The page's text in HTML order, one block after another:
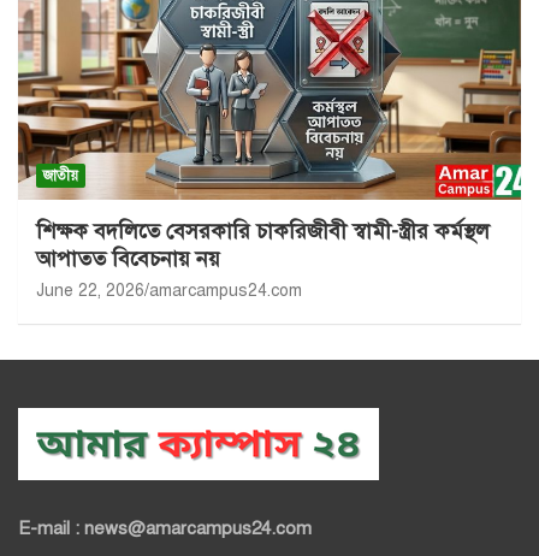
জাতীয়
শিক্ষক বদলিতে বেসরকারি চাকরিজীবী স্বামী-স্ত্রীর কর্মস্থল
আপাতত বিবেচনায় নয়
June 22, 2026 amarcampus24.com
E-mail : news@amarcampus24.com